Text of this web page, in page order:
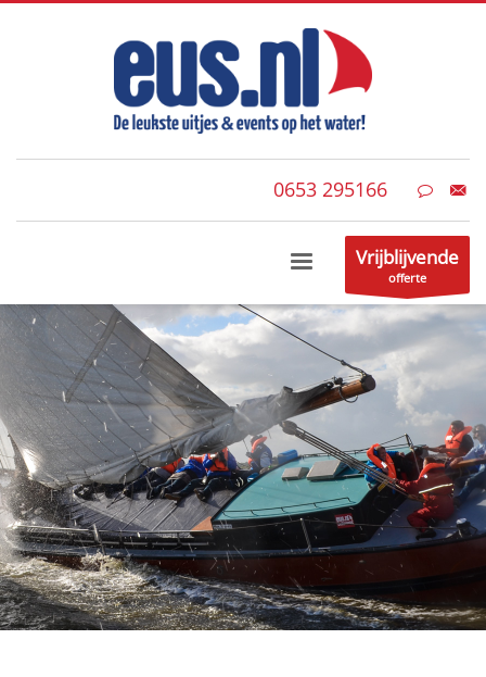
0653 295166
Vrijblijvende
offerte